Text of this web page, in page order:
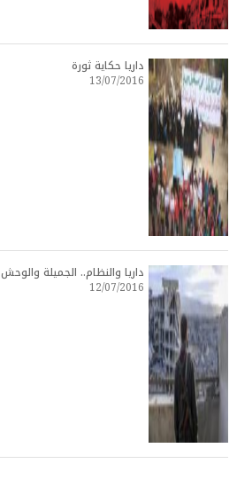
داريا حكاية ثورة
13/07/2016
داريا والنظام.. الجميلة والوحش
12/07/2016